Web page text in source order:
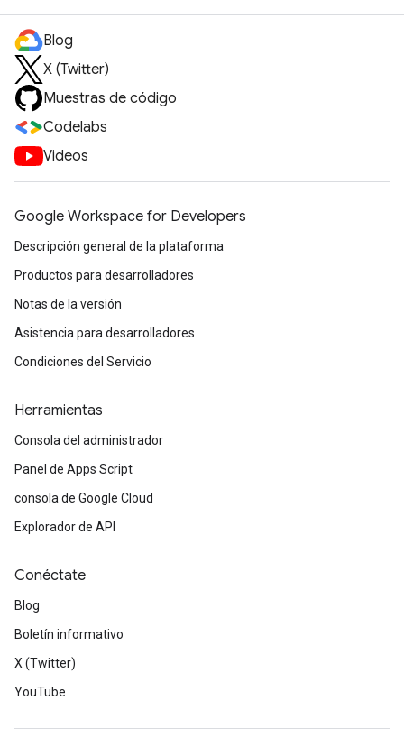
Blog
X (Twitter)
Muestras de código
Codelabs
Videos
Google Workspace for Developers
Descripción general de la plataforma
Productos para desarrolladores
Notas de la versión
Asistencia para desarrolladores
Condiciones del Servicio
Herramientas
Consola del administrador
Panel de Apps Script
consola de Google Cloud
Explorador de API
Conéctate
Blog
Boletín informativo
X (Twitter)
YouTube